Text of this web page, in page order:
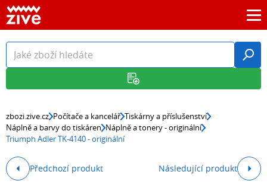
zbozi.zive.cz Počítače a kancelář Tiskárny a příslušenství
Náplně a barvy do tiskáren Náplně a tonery - originální
Triumph Adler TK-4140 - originální
Předchozí produkt Následující produkt